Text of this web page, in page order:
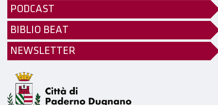
PODCAST
BIBLIO BEAT
NEWSLETTER